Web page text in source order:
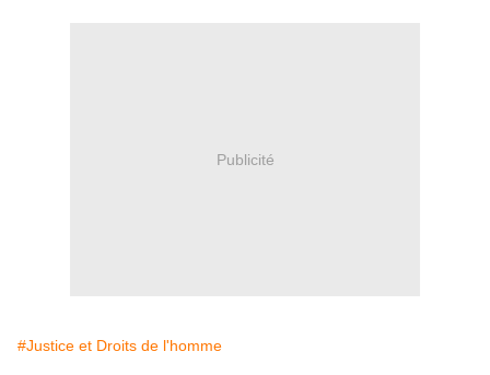
Publicité
#Justice et Droits de l'homme